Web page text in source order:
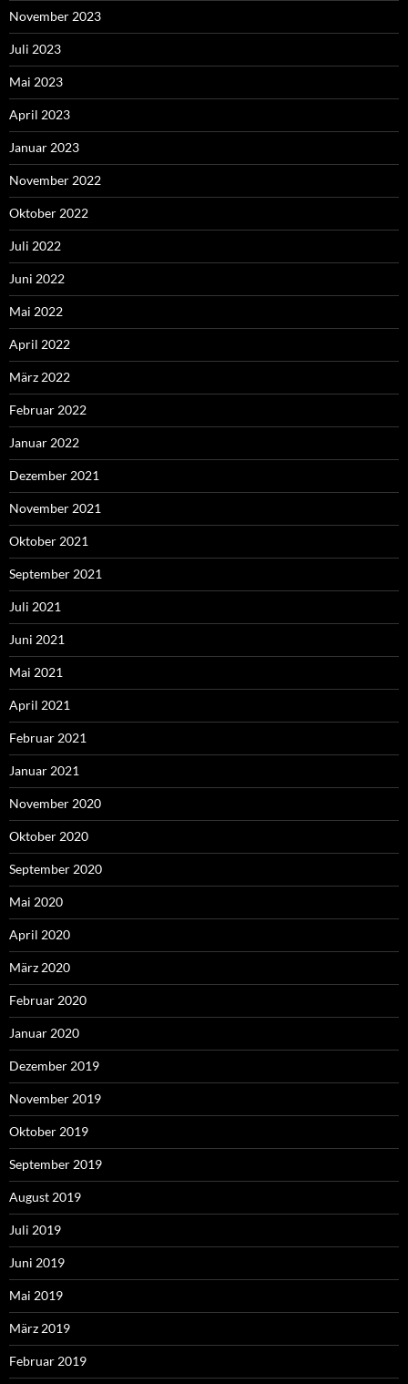
November 2023
Juli 2023
Mai 2023
April 2023
Januar 2023
November 2022
Oktober 2022
Juli 2022
Juni 2022
Mai 2022
April 2022
März 2022
Februar 2022
Januar 2022
Dezember 2021
November 2021
Oktober 2021
September 2021
Juli 2021
Juni 2021
Mai 2021
April 2021
Februar 2021
Januar 2021
November 2020
Oktober 2020
September 2020
Mai 2020
April 2020
März 2020
Februar 2020
Januar 2020
Dezember 2019
November 2019
Oktober 2019
September 2019
August 2019
Juli 2019
Juni 2019
Mai 2019
März 2019
Februar 2019